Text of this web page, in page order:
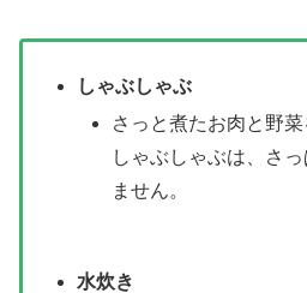
しゃぶしゃぶ
さっと煮たお肉と野
しゃぶしゃぶは、さ
ません。
水炊き